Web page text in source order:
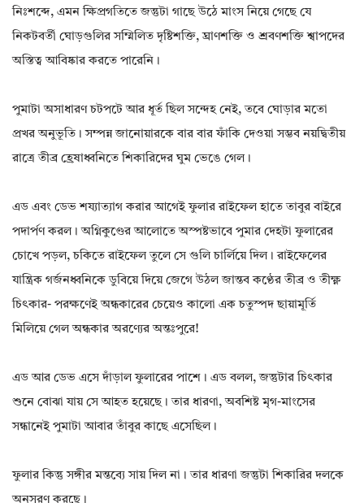
নিঃশব্দে, এমন ক্ষিপ্রগতিতে জন্তুটা গাছে উঠে মাংস নিয়ে গেছে যে
নিকটবর্তী ঘোড়গুলির সম্মিলিত দৃষ্টিশক্তি, ঘ্রাণশক্তি ও শ্রবণশক্তি শ্বাপদের
অস্তিত্ব আবিষ্কার করতে পারেনি।
পুমাটা অসাধারণ চটপটে আর ধূর্ত ছিল সন্দেহ নেই, তবে ঘোড়ার মতো
প্রখর অনুভূতি। সম্পন্ন জানোয়ারকে বার বার ফাঁকি দেওয়া সম্ভব নয়দ্বিতীয়
রাত্রে তীব্র হ্রেষাধ্বনিতে শিকারিদের ঘুম ভেঙে গেল।
এড এবং ডেভ শয্যাত্যাগ করার আগেই ফুলার রাইফেল হাতে তাবুর বাইরে
পদার্পণ করল। অগ্নিকুণ্ডের আলোতে অস্পষ্টভাবে পুমার দেহটা ফুলারের
চোখে পড়ল, চকিতে রাইফেল তুলে সে গুলি চার্লিয়ে দিল। রাইফেলের
যান্ত্রিক গর্জনধ্বনিকে ডুবিয়ে দিয়ে জেগে উঠল জান্তব কণ্ঠের তীব্র ও তীক্ষ্ণ
চিৎকার- পরক্ষণেই অন্ধকারের চেয়েও কালো এক চতুস্পদ ছায়ামূর্তি
মিলিয়ে গেল অন্ধকার অরণ্যের অন্তঃপুরে!
এড আর ডেভ এসে দাঁড়াল ফুলারের পাশে। এড বলল, জন্তুটার চিৎকার
শুনে বোঝা যায় সে আহত হয়েছে। তার ধারণা, অবশিষ্ট মৃগ-মাংসের
সন্ধানেই পুমাটা আবার তাঁবুর কাছে এসেছিল।
ফুলার কিন্তু সঙ্গীর মন্তব্যে সায় দিল না। তার ধারণা জন্তুটা শিকারির দলকে
অনুসরণ করছে।